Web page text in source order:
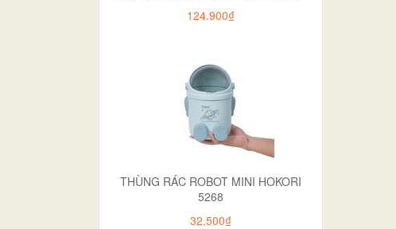
124.900₫
THÙNG RÁC ROBOT MINI HOKORI
5268
32.500₫